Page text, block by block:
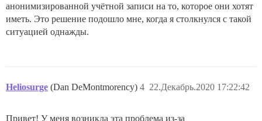
анонимизированной учётной записи на то, которое они хотят
иметь. Это решение подошло мне, когда я столкнулся с такой
ситуацией однажды.
Heliosurge (Dan DeMontmorency) 22.Декабрь.2020 17:22:42
4
Привет! У меня возникла эта проблема из-за